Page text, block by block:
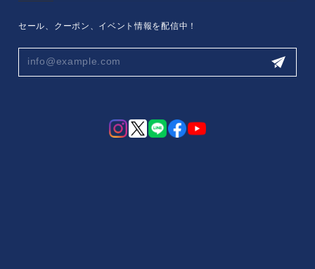
セール、クーポン、イベント情報を配信中！